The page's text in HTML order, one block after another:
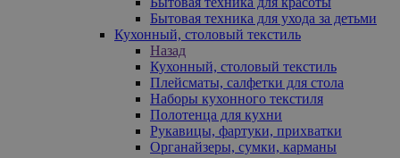
Бытовая техника для ухода за детьми
Кухонный, столовый текстиль
Назад
Кухонный, столовый текстиль
Плейсматы, салфетки для стола
Наборы кухонного текстиля
Полотенца для кухни
Рукавицы, фартуки, прихватки
Органайзеры, сумки, карманы